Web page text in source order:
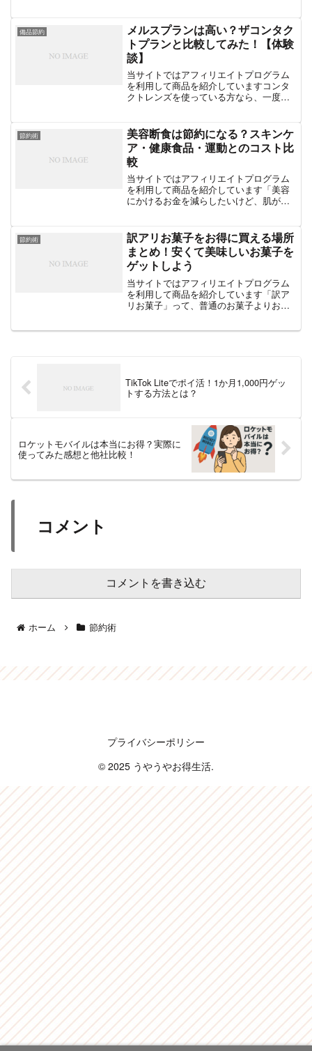
に使えるため、多くの家庭で常備されて
いる方も多いでしょう。と...
備品節約
メルスプランは高い？ザコンタク
トプランと比較してみた！【体験
談】
当サイトではアフィリエイトプログラム
を利用して商品を紹介していますコンタ
クトレンズを使っている方なら、一度は
の中でも「メルスプラン」は有名です
が、月額制とはいえ「本当に...
節約術
美容断食は節約になる？スキンケ
ア・健康食品・運動とのコスト比
較
当サイトではアフィリエイトプログラム
を利用して商品を紹介しています「美容
にかけるお金を減らしたいけど、肌が荒
す。私自身、毎月のスキンケア代や美容
サプリ代が負担になり、思い...
節約術
訳アリお菓子をお得に買える場所
まとめ！安くて美味しいお菓子を
ゲットしよう
当サイトではアフィリエイトプログラム
を利用して商品を紹介しています「訳ア
リお菓子」って、普通のお菓子よりお得
TikTok Liteでポイ活！1か月1,000円ゲッ
トする方法とは？
ロケットモバイルは本当にお得？実際に
使ってみた感想と他社比較！
コメント
コメントを書き込む
ホーム 節約術
プライバシーポリシー
© 2025 うやうやお得生活.